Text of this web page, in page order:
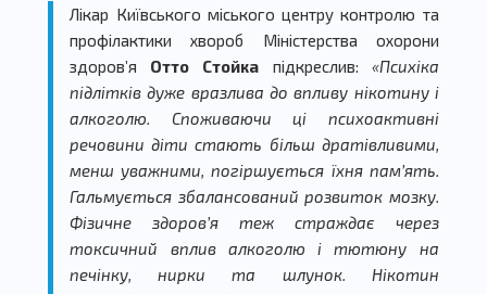
Лікар Київського міського центру контролю та
профілактики хвороб Міністерства охорони
здоров’я Отто Стойка підкреслив: «Психіка
підлітків дуже вразлива до впливу нікотину і
алкоголю. Споживаючи ці психоактивні
речовини діти стають більш дратівливими,
менш уважними, погіршується їхня пам’ять.
Гальмується збалансований розвиток мозку.
Фізичне здоров’я теж страждає через
токсичний вплив алкоголю і тютюну на
печінку, нирки та шлунок. Нікотин